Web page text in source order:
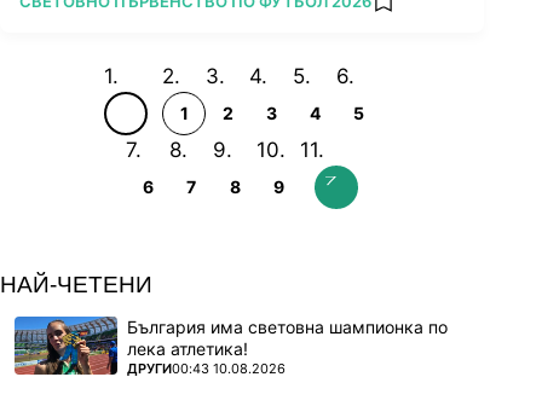
add favorites
1 2 3 4 5
6 7 8 9
НАЙ-ЧЕТЕНИ
България има световна шампионка по
лека атлетика!
ПОВЕЧЕ ОТ
ДРУГИ00:43 10.08.2026